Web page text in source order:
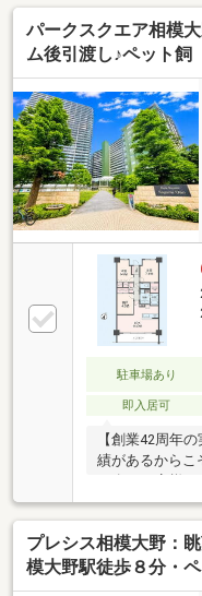
らし☆彡居心地
ゆったりとした
絶えない。陽当
パークスクエア相模
ム後引渡し♪ペット飼
駐車場あり
即入居可
【創業42周年
績があるからこ
用意しておりま
他のローンを組
記までご連絡く
7417お住まい探
プレシス相模大野：
模大野駅徒歩８分・ペ